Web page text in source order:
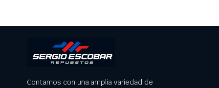
Contamos con una amplia variedad de